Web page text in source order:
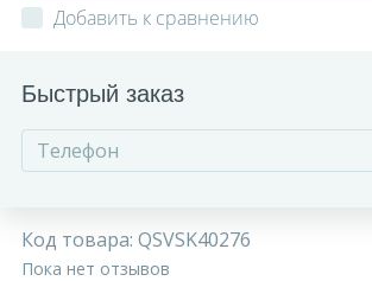
Добавить к сравнению
Быстрый заказ
Код товара: QSVSK40276
Пока нет отзывов